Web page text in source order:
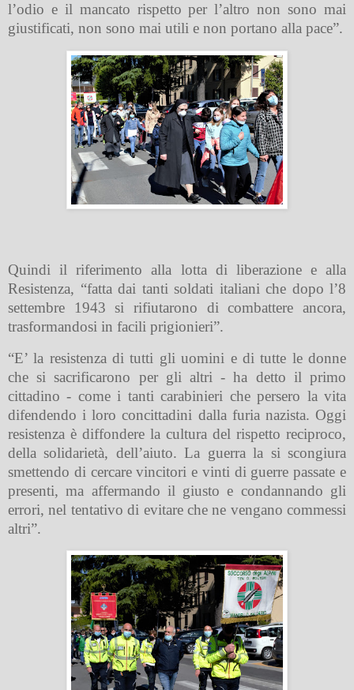
l’odio e il mancato rispetto per l’altro non sono mai
giustificati, non sono mai utili e non portano alla pace”.
Quindi il riferimento alla lotta di liberazione e alla
Resistenza, “fatta dai tanti soldati italiani che dopo l’8
settembre 1943 si rifiutarono di combattere ancora,
trasformandosi in facili prigionieri”.
“E’ la resistenza di tutti gli uomini e di tutte le donne
che si sacrificarono per gli altri - ha detto il primo
cittadino - come i tanti carabinieri che persero la vita
difendendo i loro concittadini dalla furia nazista. Oggi
resistenza è diffondere la cultura del rispetto reciproco,
della solidarietà, dell’aiuto. La guerra la si scongiura
smettendo di cercare vincitori e vinti di guerre passate e
presenti, ma affermando il giusto e condannando gli
errori, nel tentativo di evitare che ne vengano commessi
altri”.